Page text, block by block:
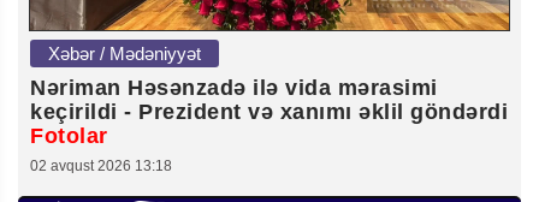
Xəbər / Mədəniyyət
Nəriman Həsənzadə ilə vida mərasimi
keçirildi - Prezident və xanımı əklil göndərdi
Fotolar
02 avqust 2026 13:18